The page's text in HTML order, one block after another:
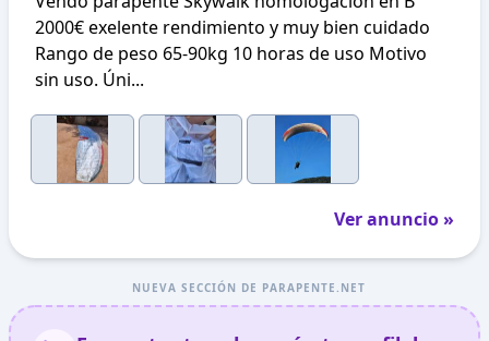
2000€ exelente rendimiento y muy bien cuidado
Rango de peso 65-90kg 10 horas de uso Motivo
sin uso. Úni...
Ver anuncio »
NUEVA SECCIÓN DE PARAPENTE.NET